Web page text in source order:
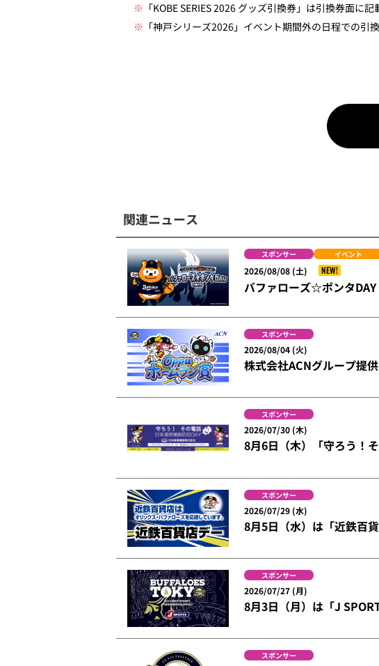
※ 「KOBE SERIES 2026 グッズ引換券」は引換券面に
※ 「神戸シリーズ2026」イベント期間外の日程での引
関連ニュース
スポンサー イベント
2026/08/08 (土) NEW!
バファローズ☆ポンタ
スポンサー
2026/08/04 (火)
株式会社ACNグループ提
スポンサー
2026/07/30 (木)
8月6日（木）「守ろう！
スポンサー
2026/07/29 (水)
8月5日（水）は「近鉄百貨
スポンサー
2026/07/27 (月)
8月3日（月）は「J
スポンサー